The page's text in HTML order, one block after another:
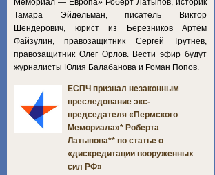
Мемориал — Европа» Роберт Латыпов, историк
Тамара Эйдельман, писатель Виктор
Шендерович, юрист из Березников Артём
Файзулин, правозащитник Сергей Трутнев,
правозащитник Олег Орлов. Вести эфир будут
журналисты Юлия Балабанова и Роман Попов.
ЕСПЧ признал незаконным
преследование экс-
председателя «Пермского
Мемориала»* Роберта
Латыпова** по статье о
«дискредитации вооруженных
сил РФ»